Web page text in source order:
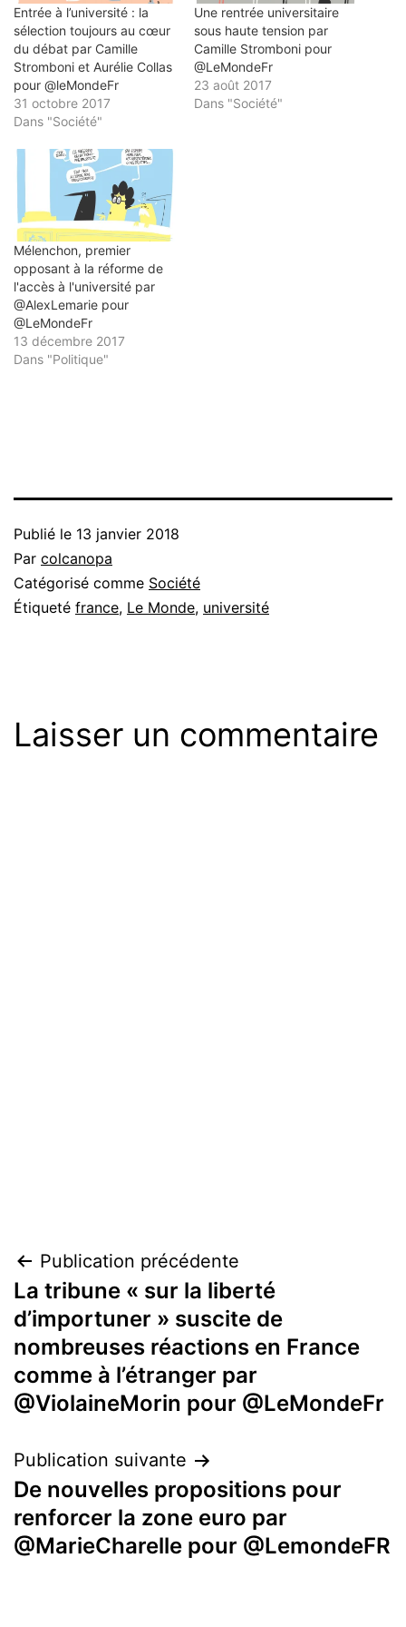
Entrée à l’université : la
sélection toujours au cœur
du débat par Camille
Stromboni et Aurélie Collas
pour @leMondeFr
31 octobre 2017
Dans "Société"
Une rentrée universitaire
sous haute tension par
Camille Stromboni pour
@LeMondeFr
23 août 2017
Dans "Société"
Mélenchon, premier
opposant à la réforme de
l'accès à l'université par
@AlexLemarie pour
@LeMondeFr
13 décembre 2017
Dans "Politique"
Publié le 13 janvier 2018
Par colcanopa
Catégorisé comme Société
Étiqueté france, Le Monde, université
Laisser un commentaire
Navigation
de
l’article
Publication précédente
La tribune « sur la liberté
d’importuner » suscite de
nombreuses réactions en France
comme à l’étranger par
@ViolaineMorin pour @LeMondeFr
Publication suivante
De nouvelles propositions pour
renforcer la zone euro par
@MarieCharelle pour @LemondeFR